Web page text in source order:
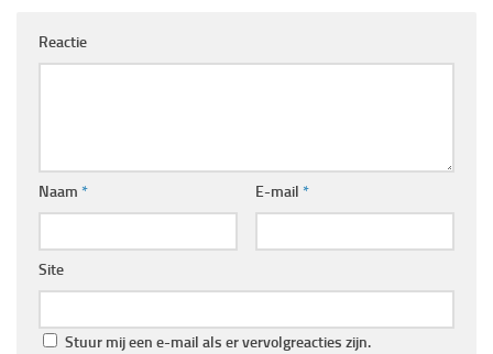
Reactie
Naam * E-mail *
Site
Stuur mij een e-mail als er vervolgreacties zijn.